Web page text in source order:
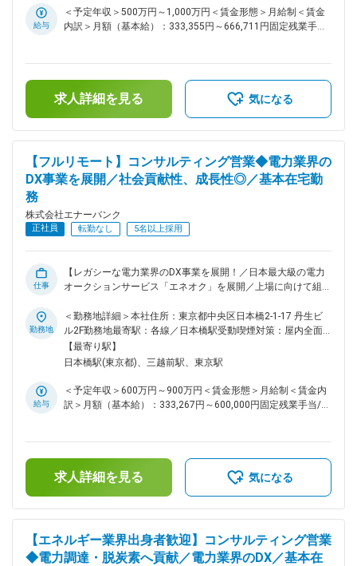
プロダクトの品質維持を根底から支える【データ運用担当】を
募集します。 【具体的な業務内容】 ■データベース構築・管
ータ抽出・加工 ・SQLを用いたデータの抽出・集計 ・業務目
的に応じたデータの加工・成形 ・抽出結果の確認・品質チェ
ック ■システム検証 ・各種システムの動作確認・検証 ・テス
ト仕様に基づく検証結果の記録・報告 ・不具合の発見・内容
頼性が求められる重要なポジションとして、大きな裁量を持っ
て働けます ・会社の成長フェーズに、事業の根幹を支えるポ
ジションで参画できます ・データ整備から品質検証まで、デ
ータに関わる多様な業務を横断的に経験できます ・希少性の
きます ・フルリモート×フレックスで、柔軟な働き方が可能で
す 変更の範囲：会社の定める業務
更の範囲：会社の定める事業所（リモートワーク含む）
給与
＜予定年収＞500万円～1,000万円＜賃金形態＞月給制＜賃金
内訳＞月額（基本給）：333,355円～666,711円固定残業手当/
＜給与補足＞・現在年収を考慮しつつ、弊社グレード制度を加
味して決定・SO付与あり賃金はあくまでも目安の金額であ
り、選考を通じて上下する可能性があります。月給(月額)は固
求人詳細を見る 気になる
【フルリモート】コンサルティング営業◆電力業界の
DX事業を展開／社会貢献性、成長性◎／基本在宅勤
務
株式会社エナーバンク
正社員 転勤なし 5名以上採用
仕事
【レガシーな電力業界のDX事業を展開！／日本最大級の電力
オークションサービス「エネオク」を展開／上場に向けて組織
ネオクのPMFが完了し、自治体からの問合せや導入が急増して
おり、また、自治体から民間企業との電力共同調達依頼も増え
ております。 案件が拡大しているため、新たな仲間をお迎え
するべく募集となります。 ■仕事内容： ・セールスチームの
トとチームでの成果にコミット ・民間企業へのエネオク導入
セールス、コンサルティング ・新規民間企業の開拓、既存顧
ーとの調整 ・エネオク導入が決定した自治体に対する、電力
調達までのカスタマーサクセス ■入社後のオンボーディング
・入社時に、ご希望と弊社の期待値をすり合わせ取り組んでい
ただきます。 ・電力業界の知見を資料やメンバー、取締役か
プ、独り立ちができる体制をとっています） ・OJT形式でフ
ォローし、商談やプロジェクト同席からスタート。 ■仕事のや
りがい ・スタートアップ初期のコアメンバーとして、事業推
進、組織作りを経験することができます。 ・電力業界のDXや
勤務地
＜勤務地詳細＞本社住所：東京都中央区日本橋2-1-17 丹生ビ
ル2F勤務地最寄駅：各線／日本橋駅受動喫煙対策：屋内全面
禁煙変更の範囲：会社の定める事業所（リモートワーク含む）
【最寄り駅】
日本橋駅(東京都)、三越前駅、東京駅
給与
＜予定年収＞600万円～900万円＜賃金形態＞月給制＜賃金内
訳＞月額（基本給）：333,267円～600,000円固定残業手当/
＜給与補足＞※現在年収を考慮しつつ、当社グレード制度を加
味して決定します。賃金はあくまでも目安の金額であり、選考
を通じて上下する可能性があります。月給(月額)は固定手当を
求人詳細を見る 気になる
【エネルギー業界出身者歓迎】コンサルティング営業
◆電力調達・脱炭素へ貢献／電力業界のDX／基本在